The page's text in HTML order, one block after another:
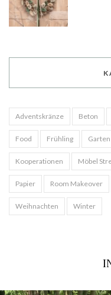
Adventskränze Beton
Food Frühling Garten
Kooperationen Möbel
Papier Room Makeover
Weihnachten Winter